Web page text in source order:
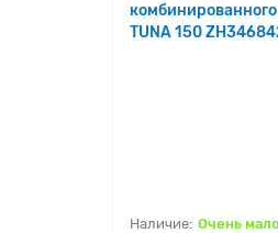
комбинированного
TUNA 150
Очень